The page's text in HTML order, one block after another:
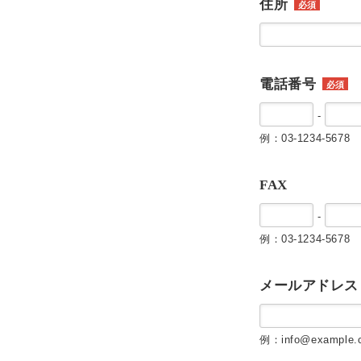
住所 必須
電話番号 必須
-
例：03-1234-5678
FAX
-
例：03-1234-5678
メールアドレス
例：